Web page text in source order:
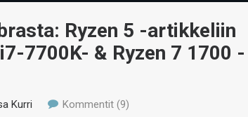
Ryzen 5 -artikkeliin
7700K- & Ryzen 7 1700 -
Kurri Kommentit (9)